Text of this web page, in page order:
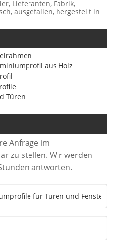
Lieferanten, Fabrik,
ausgefallen, hergestellt in
aus Holz
Türen
Anfrage im
zu stellen. Wir werden
antworten.